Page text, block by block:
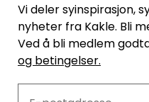
Vi deler syinspirasjon,
nyheter fra Kakle. Bli
Ved å bli medlem
og betingelser.